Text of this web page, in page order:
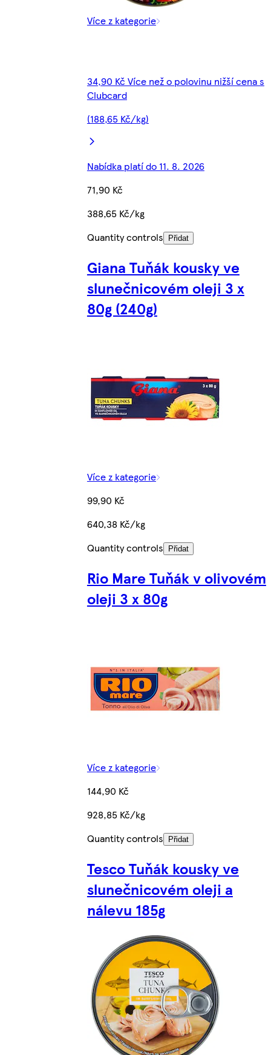
Více z kategorie
34,90 Kč Více než o polovinu nižší cena s
Clubcard
(188,65 Kč/kg)
Nabídka platí do 11. 8. 2026
71,90 Kč
388,65 Kč/kg
Quantity controls
Přidat
Giana Tuňák kousky ve
slunečnicovém oleji З x
80g (240g)
Více z kategorie
99,90 Kč
640,38 Kč/kg
Quantity controls
Přidat
Rio Mare Tuňák v olivovém
oleji 3 x 80g
Více z kategorie
144,90 Kč
928,85 Kč/kg
Quantity controls
Přidat
Tesco Tuňák kousky ve
slunečnicovém oleji a
nálevu 185g